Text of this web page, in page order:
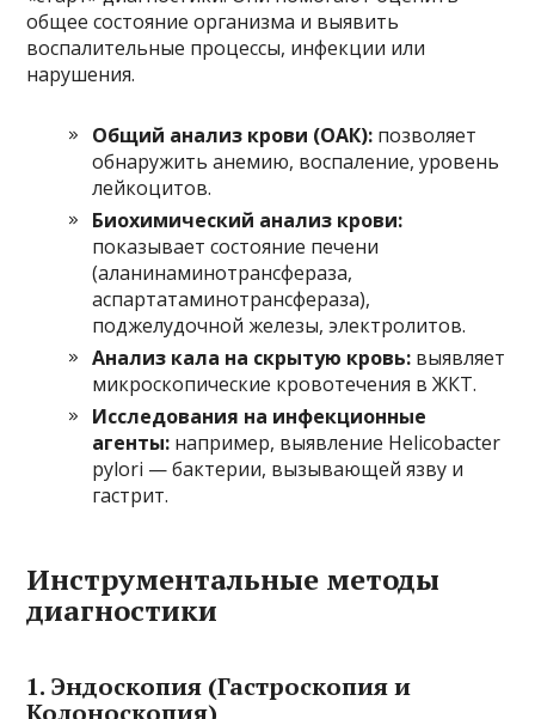
общее состояние организма и выявить
воспалительные процессы, инфекции или
нарушения.
Общий анализ крови (ОАК): позволяет
обнаружить анемию, воспаление, уровень
лейкоцитов.
Биохимический анализ крови:
показывает состояние печени
(аланинаминотрансфераза,
аспартатаминотрансфераза),
поджелудочной железы, электролитов.
Анализ кала на скрытую кровь: выявляет
микроскопические кровотечения в ЖКТ.
Исследования на инфекционные
агенты: например, выявление Helicobacter
pylori — бактерии, вызывающей язву и
гастрит.
Инструментальные методы
диагностики
1. Эндоскопия (Гастроскопия и
Колоноскопия)